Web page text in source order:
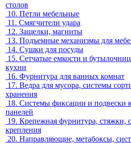
столов
10. Петли мебельные
11. Смягчители удара
12. Защелки, магниты
13. Подъемные механизмы для
14. Сушки для посуды
15. Сетчатые емкости и
кухни
16. Фурнитура для ванных комнат
17. Ведра для мусора, системы
хранения
18. Системы фиксации и подвески
панелей
19. Крепежная фурнитура, стяжки,
крепления
20. Направляющие, метабоксы,